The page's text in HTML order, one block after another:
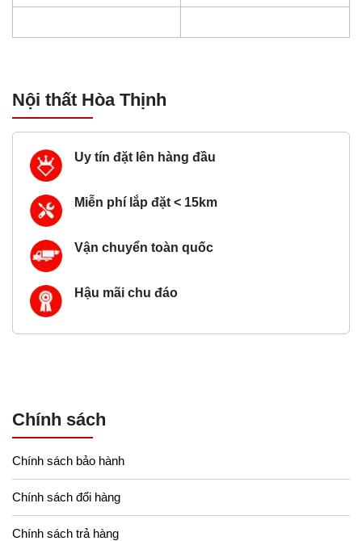
Nội thất Hòa Thịnh
Uy tín đặt lên hàng đầu
Miễn phí lắp đặt < 15km
Vận chuyển toàn quốc
Hậu mãi chu đáo
Chính sách
Chính sách bảo hành
Chính sách đổi hàng
Chính sách trả hàng